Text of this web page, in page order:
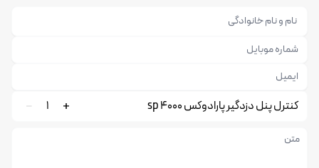
کنترل پنل دزدگیر پارادوکس sp 4000 1